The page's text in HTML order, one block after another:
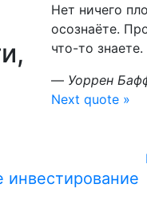
Нет ничего
осознаёте.
что-то знаете.
— Уоррен
Next quote »